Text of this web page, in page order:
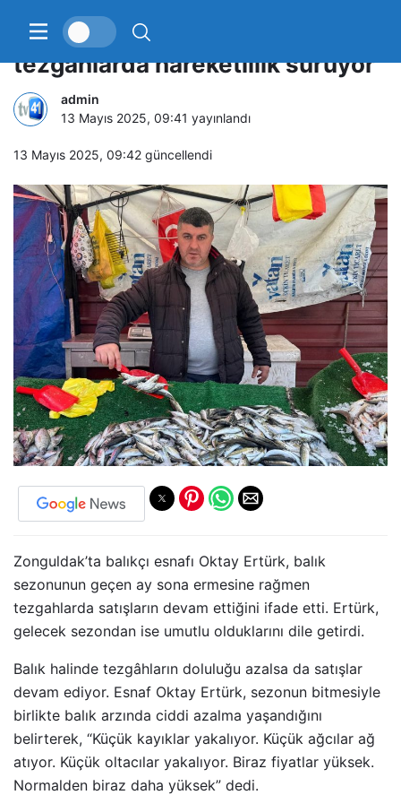
Balık sezonu bitmesine rağmen
tezgahlarda hareketlilik sürüyor
admin
13 Mayıs 2025, 09:41 yayınlandı
13 Mayıs 2025, 09:42 güncellendi
Zonguldak’ta balıkçı esnafı Oktay Ertürk, balık
sezonunun geçen ay sona ermesine rağmen
tezgahlarda satışların devam ettiğini ifade etti. Ertürk,
gelecek sezondan ise umutlu olduklarını dile getirdi.
Balık halinde tezgâhların doluluğu azalsa da satışlar
devam ediyor. Esnaf Oktay Ertürk, sezonun bitmesiyle
birlikte balık arzında ciddi azalma yaşandığını
belirterek, “Küçük kayıklar yakalıyor. Küçük ağcılar ağ
atıyor. Küçük oltacılar yakalıyor. Biraz fiyatlar yüksek.
Normalden biraz daha yüksek” dedi.